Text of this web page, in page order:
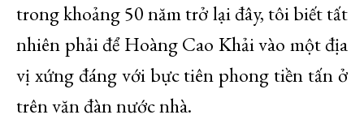
trong khoảng 50 năm trở lại đây, tôi biết tất
nhiên phải để Hoàng Cao Khải vào một địa
vị xứng đáng với bực tiên phong tiền tấn ở
trên văn đàn nước nhà.